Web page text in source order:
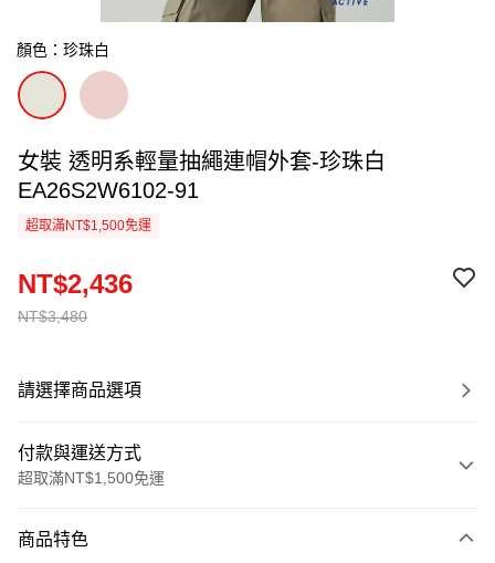
顏色：珍珠白
女裝 透明系輕量抽繩連帽外套-珍珠白
EA26S2W6102-91
超取滿NT$1,500免運
NT$3,480
NT$2,436
請選擇商品選項
付款與運送方式
超取滿NT$1,500免運
信用卡一次付款
商品特色